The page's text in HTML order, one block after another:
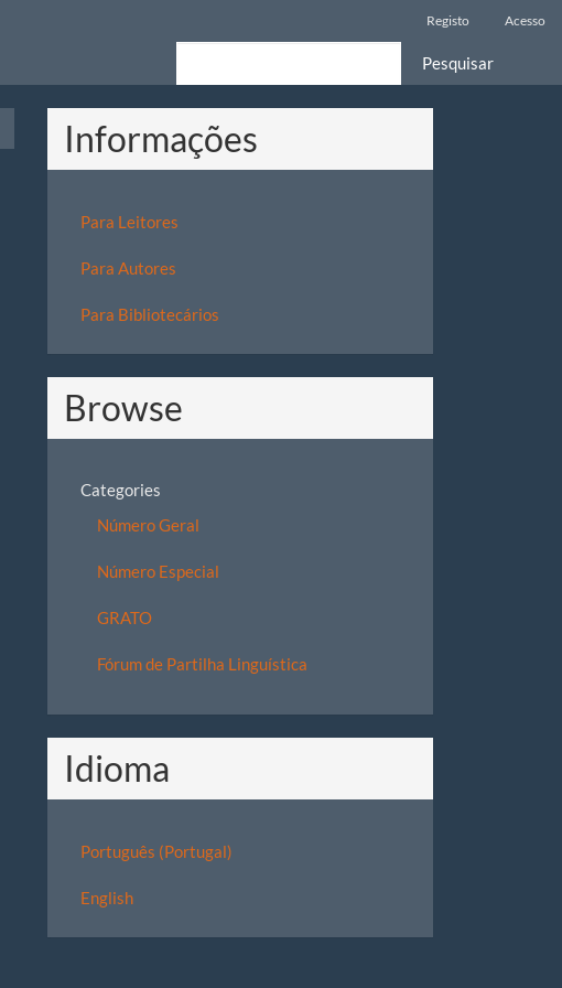
Registo Acesso
Pesquisar
Informações
Para Leitores
Para Autores
Para Bibliotecários
Browse
Categories
Número Geral
Número Especial
GRATO
Fórum de Partilha Linguística
Idioma
Português (Portugal)
English